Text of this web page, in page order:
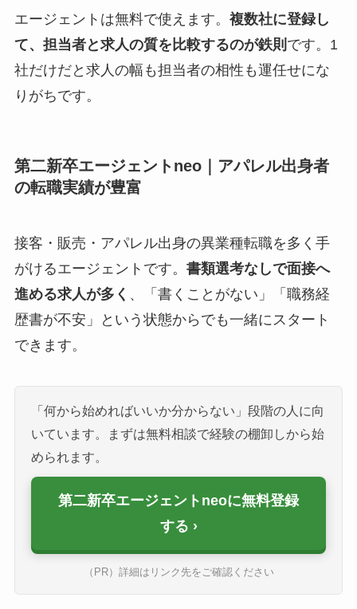
エージェントは無料で使えます。 複数社に登録し
て、担当者と求人の質を比較するのが鉄則 です。1
社だけだと求人の幅も担当者の相性も運任せにな
りがちです。
第二新卒エージェントneo｜アパレル出身者
の転職実績が豊富
接客・販売・アパレル出身の異業種転職を多く手
がけるエージェントです。 書類選考なしで面接へ
進める求人が多く 、「書くことがない」「職務経
歴書が不安」という状態からでも一緒にスタート
できます。
「何から始めればいいか分からない」段階の人に向
いています。まずは無料相談で経験の棚卸しから始
められます。
第二新卒エージェントneoに無料登録
する
（PR）詳細はリンク先をご確認ください